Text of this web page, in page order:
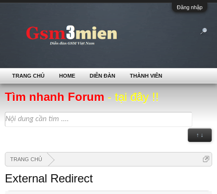
Đăng nhập
Tìm nhanh Forum - tại đây !!
↑ ↓
TRANG CHỦ
External Redirect
TRANG CHỦ HOME DIỄN ĐÀN THÀNH VIÊN